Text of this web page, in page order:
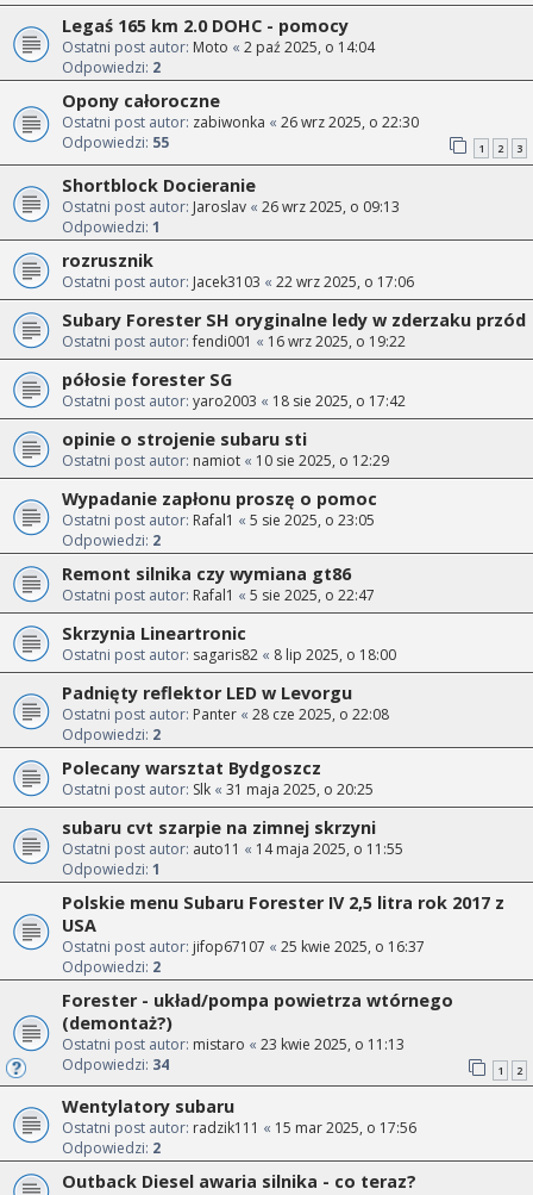
Legaś 165 km 2.0 DOHC - pomocy
Ostatni post autor: Moto « 2 paź 2025, o 14:04
Odpowiedzi: 2
Opony całoroczne
Ostatni post autor: zabiwonka « 26 wrz 2025, o 22:30
Odpowiedzi: 55 1 2 3
Shortblock Docieranie
Ostatni post autor: Jaroslav « 26 wrz 2025, o 09:13
Odpowiedzi: 1
rozrusznik
Ostatni post autor: Jacek3103 « 22 wrz 2025, o 17:06
Subary Forester SH oryginalne ledy w zderzaku przód
Ostatni post autor:fendi001 « 16 wrz 2025, o 19:22
półosie forester SG
Ostatni post autor: yaro2003 « 18 sie 2025, o 17:42
opinie o strojenie subaru sti
Ostatni post autor: namiot « 10 sie 2025, o 12:29
Wypadanie zapłonu proszę o pomoc
Ostatni post autor: Rafal1 « 5 sie 2025, o 23:05
Odpowiedzi: 2
Remont silnika czy wymiana gt86
Ostatni post autor: Rafal1 « 5 sie 2025, o 22:47
Skrzynia Lineartronic
Ostatni post autor: sagaris82 « 8 lip 2025, o 18:00
Padnięty reflektor LED w Levorgu
Ostatni post autor: Panter « 28 cze 2025, o 22:08
Odpowiedzi: 2
Polecany warsztat Bydgoszcz
Ostatni post autor: Slk « 31 maja 2025, o 20:25
subaru cvt szarpie na zimnej skrzyni
Ostatni post autor: auto11 « 14 maja 2025, o 11:55
Odpowiedzi: 1
Polskie menu Subaru Forester IV 2,5 litra rok 2017 z
USA
Ostatni post autor: jifop67107 « 25 kwie 2025, o 16:37
Odpowiedzi: 2
Forester - układ/pompa powietrza wtórnego
(demontaż?)
Ostatni post autor: mistaro « 23 kwie 2025, o 11:13
Odpowiedzi: 34 1 2
Wentylatory subaru
Ostatni post autor: radzik111 « 15 mar 2025, o 17:56
Odpowiedzi: 2
Outback Diesel awaria silnika - co teraz?